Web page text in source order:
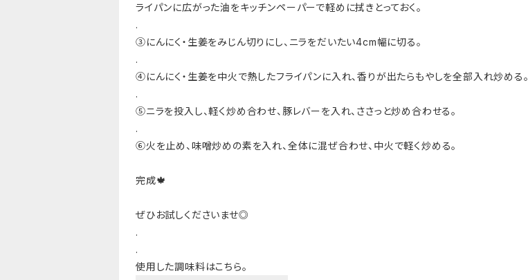
ライパンに広がった油をキッチンペーパーで軽めに拭きとっておく。
.
③にんにく・生姜をみじん切りにし、ニラをだいたい4cm幅に切る。
.
④にんにく・生姜を中火で熱したフライパンに入れ、香りが出たらもやしを全部入れ炒める。
.
⑤ニラを投入し、軽く炒め合わせ、豚レバーを入れ、ささっと炒め合わせる。
.
⑥火を止め、味噌炒めの素を入れ、全体に混ぜ合わせ、中火で軽く炒める。
完成🍁
ぜひお試しくださいませ◎
.
.
使用した調味料はこちら。